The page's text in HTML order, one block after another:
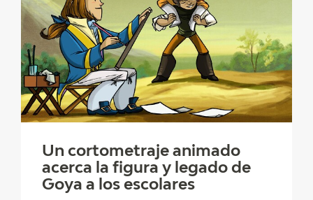
RECURSOS EDUCATIVOS
ARASAAC
Un cortometraje animado
acerca la figura y legado de
Goya a los escolares